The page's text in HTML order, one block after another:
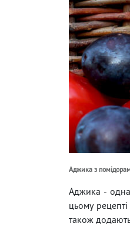
Аджика з
Аджика - одна
цьому
також